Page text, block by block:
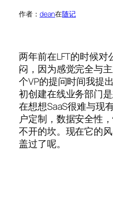
作者： dean在随记
两年前在LFT的时候
闷，因为感觉完全与
个VP的提问时间我提
初创建在线业务部门
在想想SaaS很难与现
户定制，数据安全性
不开的坎。现在它的
盖过了呢。